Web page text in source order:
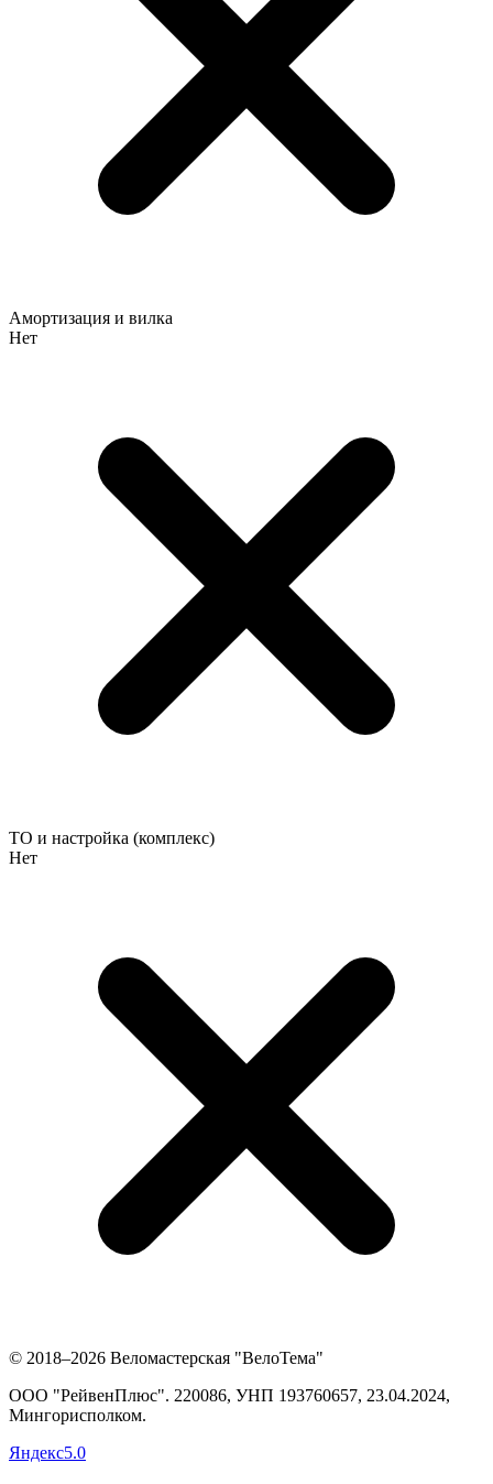
Амортизация и вилка
Нет
ТО и настройка (комплекс)
Нет
© 2018–2026 Веломастерская "ВелоТема"
ООО "РейвенПлюс". 220086, УНП 193760657, 23.04.2024,
Мингорисполком.
Яндекс5.0